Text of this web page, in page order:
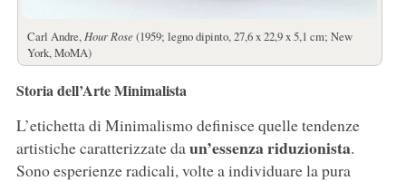
Carl Andre, Hour Rose (1959; legno dipinto, 27,6 x 22,9 x 5,1 cm; New
York, MoMA)
Storia dell’Arte Minimalista
L’etichetta di Minimalismo definisce quelle tendenze
artistiche caratterizzate daun’essenza riduzionista.
Sono esperienze radicali, volte a individuare la pura